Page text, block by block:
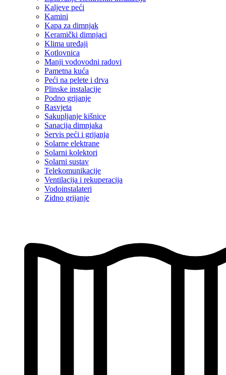
Kaljeve peći
Kamini
Kapa za dimnjak
Keramički dimnjaci
Klima uređaji
Kotlovnica
Manji vodovodni radovi
Pametna kuća
Peći na pelete i drva
Plinske instalacije
Podno grijanje
Rasvjeta
Sakupljanje kišnice
Sanacija dimnjaka
Servis peći i grijanja
Solarne elektrane
Solarni kolektori
Solarni sustav
Telekomunikacije
Ventilacija i rekuperacija
Vodoinstalateri
Zidno grijanje